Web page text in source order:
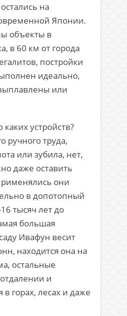
на
Японии.
объекты в
в 60 км от города
постройки
идеально,
или
устройств?
ручного труда,
или зубила, нет,
даже оставить
они
в допотопный
тысяч лет до
большая
Ивафун весит
находится она на
остальные
и
в горах, лесах и даже